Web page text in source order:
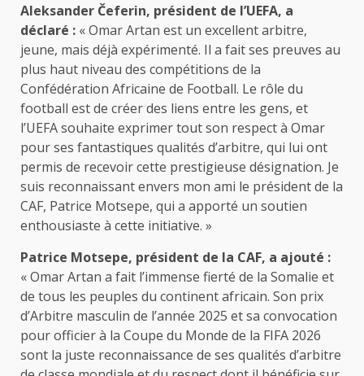
Aleksander Čeferin, président de l’UEFA, a
déclaré : « Omar Artan est un excellent arbitre,
jeune, mais déjà expérimenté. Il a fait ses preuves au
plus haut niveau des compétitions de la
Confédération Africaine de Football. Le rôle du
football est de créer des liens entre les gens, et
l’UEFA souhaite exprimer tout son respect à Omar
pour ses fantastiques qualités d’arbitre, qui lui ont
permis de recevoir cette prestigieuse désignation. Je
suis reconnaissant envers mon ami le président de la
CAF, Patrice Motsepe, qui a apporté un soutien
enthousiaste à cette initiative. »
Patrice Motsepe, président de la CAF, a ajouté :
« Omar Artan a fait l’immense fierté de la Somalie et
de tous les peuples du continent africain. Son prix
d’Arbitre masculin de l’année 2025 et sa convocation
pour officier à la Coupe du Monde de la FIFA 2026
sont la juste reconnaissance de ses qualités d’arbitre